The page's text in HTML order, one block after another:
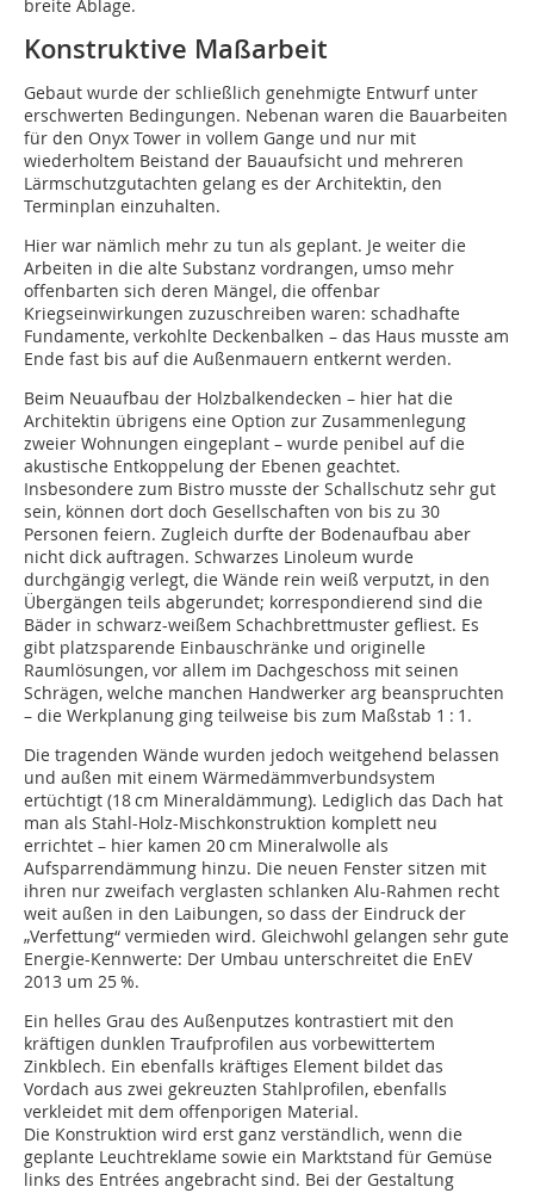
breite Ablage.
Konstruktive Maßarbeit
Gebaut wurde der schließlich genehmigte Entwurf unter
erschwerten Bedingungen. Nebenan waren die Bauarbeiten
für den Onyx Tower in vollem Gange und nur mit
wiederholtem Beistand der Bauaufsicht und mehreren
Lärmschutzgutachten gelang es der Architektin, den
Terminplan einzuhalten.
Hier war nämlich mehr zu tun als geplant. Je weiter die
Arbeiten in die alte Substanz vordrangen, umso mehr
offenbarten sich deren Mängel, die offenbar
Kriegseinwirkungen zuzuschreiben waren: schadhafte
Fundamente, verkohlte Deckenbalken – das Haus musste am
Ende fast bis auf die Außenmauern entkernt werden.
Beim Neuaufbau der Holzbalkendecken – hier hat die
Architektin übrigens eine Option zur Zusammenlegung
zweier Wohnungen eingeplant – wurde penibel auf die
akustische Entkoppelung der Ebenen geachtet.
Insbesondere zum Bistro musste der Schallschutz sehr gut
sein, können dort doch Gesellschaften von bis zu 30
Personen feiern. Zugleich durfte der Bodenaufbau aber
nicht dick auftragen. Schwarzes Linoleum wurde
durchgängig verlegt, die Wände rein weiß verputzt, in den
Übergängen teils abgerundet; korrespondierend sind die
Bäder in schwarz-weißem Schachbrettmuster gefliest. Es
gibt platzsparende Einbauschränke und originelle
Raumlösungen, vor allem im Dachgeschoss mit seinen
Schrägen, welche manchen Handwerker arg beanspruchten
– die Werkplanung ging teilweise bis zum Maßstab 1 : 1.
Die tragenden Wände wurden jedoch weitgehend belassen
und außen mit einem Wärmedämmverbundsys­tem
ertüchtigt (18 cm Mineraldämmung). Lediglich das Dach hat
man als Stahl-Holz-Mischkonstruktion komplett neu
errichtet – hier kamen 20 cm Mineralwolle als
Aufsparrendämmung hinzu. Die neuen Fenster sitzen mit
ihren nur zweifach verglasten schlanken Alu-Rahmen recht
weit außen in den Laibungen, so dass der Eindruck der
„Verfettung“ vermieden wird. Gleichwohl gelangen sehr gute
Energie-Kennwerte: Der Umbau unterschreitet die EnEV
2013 um 25 %.
Ein helles Grau des Außenputzes kontrastiert mit den
kräftigen dunklen Traufprofilen aus vorbewittertem
Zinkblech. Ein ebenfalls kräftiges Element bildet das
Vordach aus zwei gekreuzten Stahl­profilen, ebenfalls
verkleidet mit dem offenporigen Material.
Die Konstruktion wird erst ganz verständlich, wenn die
geplante Leuchtreklame sowie ein Marktstand für Gemüse
links des Entrées angebracht sind. Bei der Gestaltung